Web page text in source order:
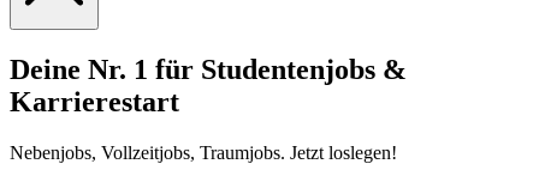
Deine Nr. 1 für Studentenjobs &
Karrierestart
Nebenjobs, Vollzeitjobs, Traumjobs. Jetzt loslegen!